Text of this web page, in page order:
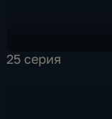
25 серия